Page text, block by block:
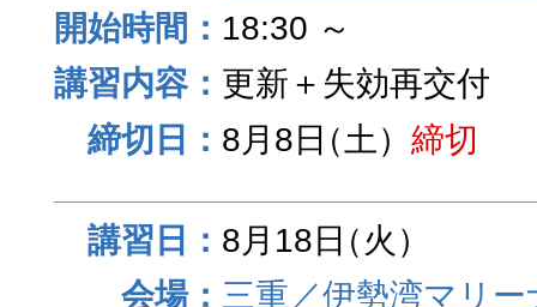
18:30 ～
更新＋失効再交付
8月8日（土） 締切
8月18日（火）
三重／伊勢湾マリー